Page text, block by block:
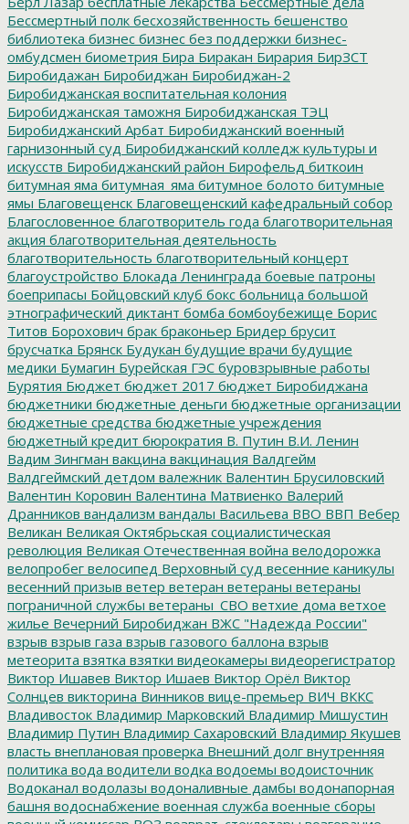
Бессмертный полк бесхозяйственность бешенство
библиотека бизнес бизнес без поддержки бизнес-
омбудсмен биометрия Бира Биракан Бирария БирЗСТ
Биробидажан Биробиджан Биробиджан-2
Биробиджанская воспитательная колония
Биробиджанская таможня Биробиджанская ТЭЦ
Биробиджанский Арбат Биробиджанский военный
гарнизонный суд Биробиджанский колледж культуры и
искусств Биробиджанский район Бирофельд биткоин
битумная яма битумная_яма битумное болото битумные
ямы Благовещенск Благовещенский кафедральный собор
Благословенное благотворитель года благотворительная
акция благотворительная деятельность
благотворительность благотворительный концерт
благоустройство Блокада Ленинграда боевые патроны
боеприпасы Бойцовский клуб бокс больница большой
этнографический диктант бомба бомбоубежище Борис
Титов Борохович брак браконьер Бридер брусит
брусчатка Брянск Будукан будущие врачи будущие
медики Бумагин Бурейская ГЭС буровзрывные работы
Бурятия Бюджет бюджет 2017 бюджет Биробиджана
бюджетники бюджетные деньги бюджетные организации
бюджетные средства бюджетные учреждения
бюджетный кредит бюрократия В. Путин В.И. Ленин
Вадим Зингман вакцина вакцинация Валдгейм
Валдгеймский детдом валежник Валентин Брусиловский
Валентин Коровин Валентина Матвиенко Валерий
Дранников вандализм вандалы Васильева ВВО ВВП Вебер
Великан Великая Октябрьская социалистическая
революция Великая Отечественная война велодорожка
велопробег велосипед Верховный суд весенние каникулы
весенний призыв ветер ветеран ветераны ветераны
пограничной службы ветераны_СВО ветхие дома ветхое
жилье Вечерний Биробиджан ВЖС "Надежда России"
взрыв взрыв газа взрыв газового баллона взрыв
метеорита взятка взятки видеокамеры видеорегистратор
Виктор Ишавев Виктор Ишаев Виктор Орёл Виктор
Солнцев викторина Винников вице-премьер ВИЧ ВККС
Владивосток Владимир Марковский Владимир Мишустин
Владимир Путин Владимир Сахаровский Владимир Якушев
власть внеплановая проверка Внешний долг внутренняя
политика вода водители водка водоемы водоисточник
Водоканал водолазы водоналивные дамбы водонапорная
башня водоснабжение военная служба военные сборы